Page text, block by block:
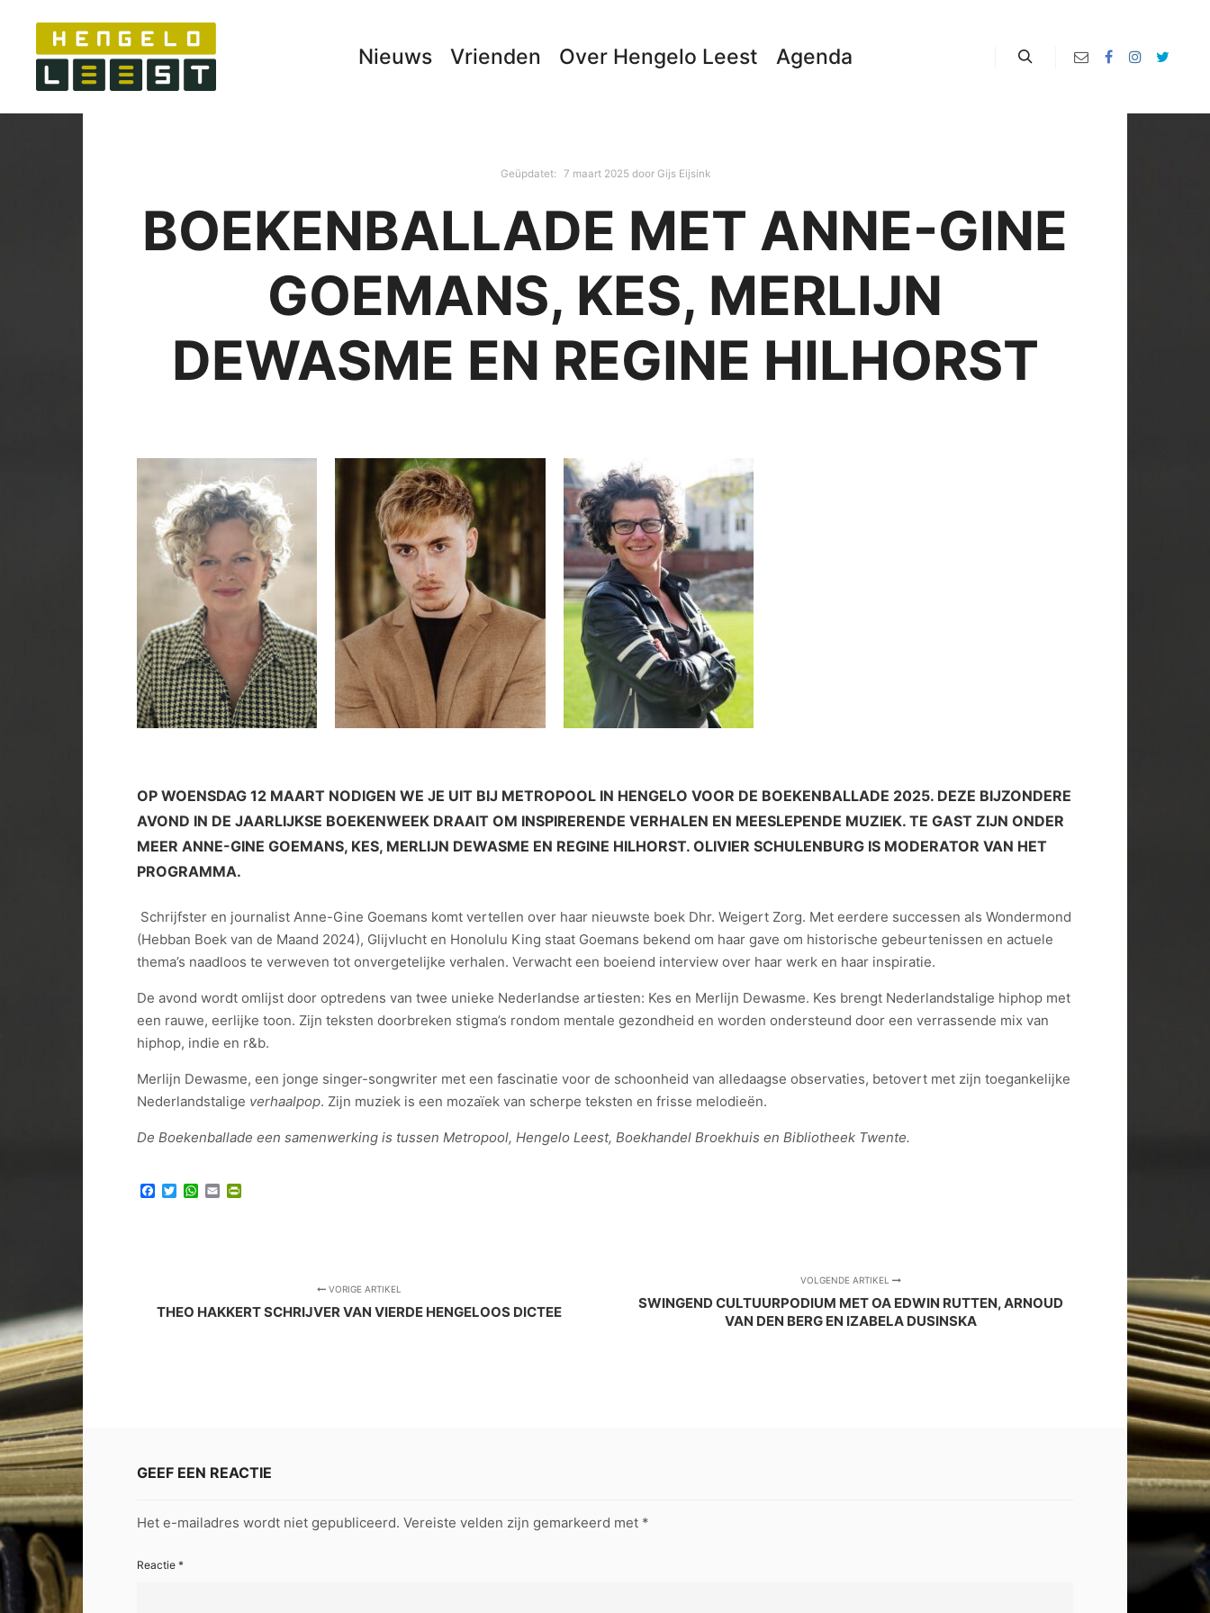
Nieuws Vrienden Over Hengelo Leest Agenda
Geüpdatet: 7 maart 2025 door Gijs Eijsink
BOEKENBALLADE MET ANNE-GINE
GOEMANS, KES, MERLIJN
DEWASME EN REGINE HILHORST
OP WOENSDAG 12 MAART NODIGEN WE JE UIT BIJ METROPOOL IN HENGELO VOOR DE BOEKENBALLADE 2025. DEZE BIJZONDERE
AVOND IN DE JAARLIJKSE BOEKENWEEK DRAAIT OM INSPIRERENDE VERHALEN EN MEESLEPENDE MUZIEK. TE GAST ZIJN ONDER
MEER ANNE-GINE GOEMANS, KES, MERLIJN DEWASME EN REGINE HILHORST. OLIVIER SCHULENBURG IS MODERATOR VAN HET
PROGRAMMA.
Schrijfster en journalist Anne-Gine Goemans komt vertellen over haar nieuwste boek Dhr. Weigert Zorg. Met eerdere successen als Wondermond
(Hebban Boek van de Maand 2024), Glijvlucht en Honolulu King staat Goemans bekend om haar gave om historische gebeurtenissen en actuele
thema’s naadloos te verweven tot onvergetelijke verhalen. Verwacht een boeiend interview over haar werk en haar inspiratie.
De avond wordt omlijst door optredens van twee unieke Nederlandse artiesten: Kes en Merlijn Dewasme. Kes brengt Nederlandstalige hiphop met
een rauwe, eerlijke toon. Zijn teksten doorbreken stigma’s rondom mentale gezondheid en worden ondersteund door een verrassende mix van
hiphop, indie en r&b.
Merlijn Dewasme, een jonge singer-songwriter met een fascinatie voor de schoonheid van alledaagse observaties, betovert met zijn toegankelijke
Nederlandstalige verhaalpop. Zijn muziek is een mozaïek van scherpe teksten en frisse melodieën.
De Boekenballade een samenwerking is tussen Metropool, Hengelo Leest, Boekhandel Broekhuis en Bibliotheek Twente.
Facebook
TwitterWhatsApp
Email
VORIGE ARTIKEL
THEO HAKKERT SCHRIJVER VAN VIERDE HENGELOOS DICTEE
VOLGENDE ARTIKEL
SWINGEND CULTUURPODIUM MET OA EDWIN RUTTEN, ARNOUD
VAN DEN BERG EN IZABELA DUSINSKA
GEEF EEN REACTIE
Het e-mailadres wordt niet gepubliceerd. Vereiste velden zijn gemarkeerd met *
Reactie *